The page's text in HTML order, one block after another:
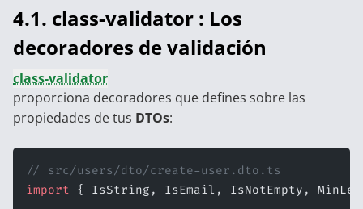
4.1. class-validator : Los
decoradores de validación
class-validator
proporciona decoradores que defines sobre las
propiedades de tus DTOs:
// src/users/dto/create-user.dto.ts
import { IsString, IsEmail, IsNotEmpty,